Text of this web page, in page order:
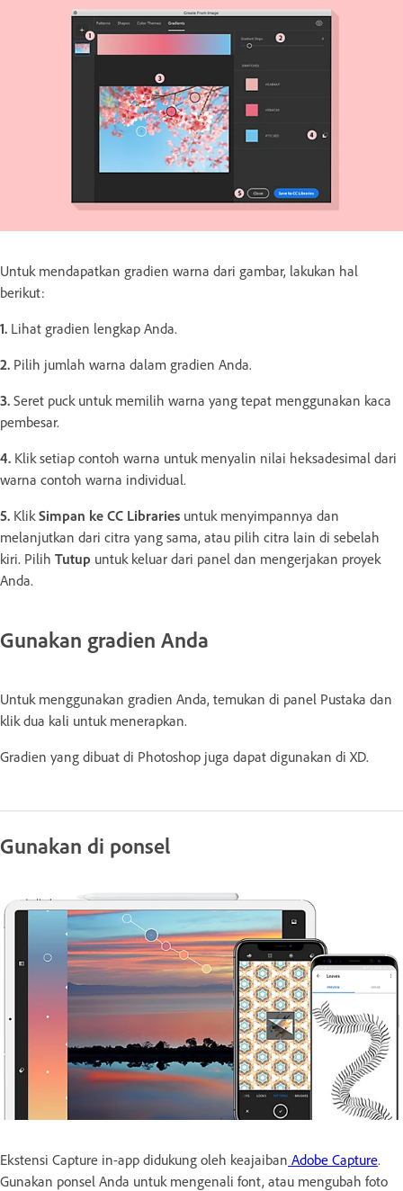
Untuk mendapatkan gradien warna dari gambar, lakukan hal
berikut:
1. Lihat gradien lengkap Anda.
2. Pilih jumlah warna dalam gradien Anda.
3. Seret puck untuk memilih warna yang tepat menggunakan kaca
pembesar.
4. Klik setiap contoh warna untuk menyalin nilai heksadesimal dari
warna contoh warna individual.
5. KlikSimpan ke CC Libraries untuk menyimpannya dan
melanjutkan dari citra yang sama, atau pilih citra lain di sebelah
kiri. Pilih Tutup untuk keluar dari panel dan mengerjakan proyek
Anda.
Gunakan gradien Anda
Untuk menggunakan gradien Anda, temukan di panel Pustaka dan
klik dua kali untuk menerapkan.
Gradien yang dibuat di Photoshop juga dapat digunakan di XD.
Gunakan di ponsel
Ekstensi Capture in-app didukung oleh keajaiban Adobe Capture.
Gunakan ponsel Anda untuk mengenali font, atau mengubah foto